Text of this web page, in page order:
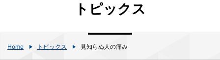
トピックス
Home トピックス 見知らぬ人の痛み